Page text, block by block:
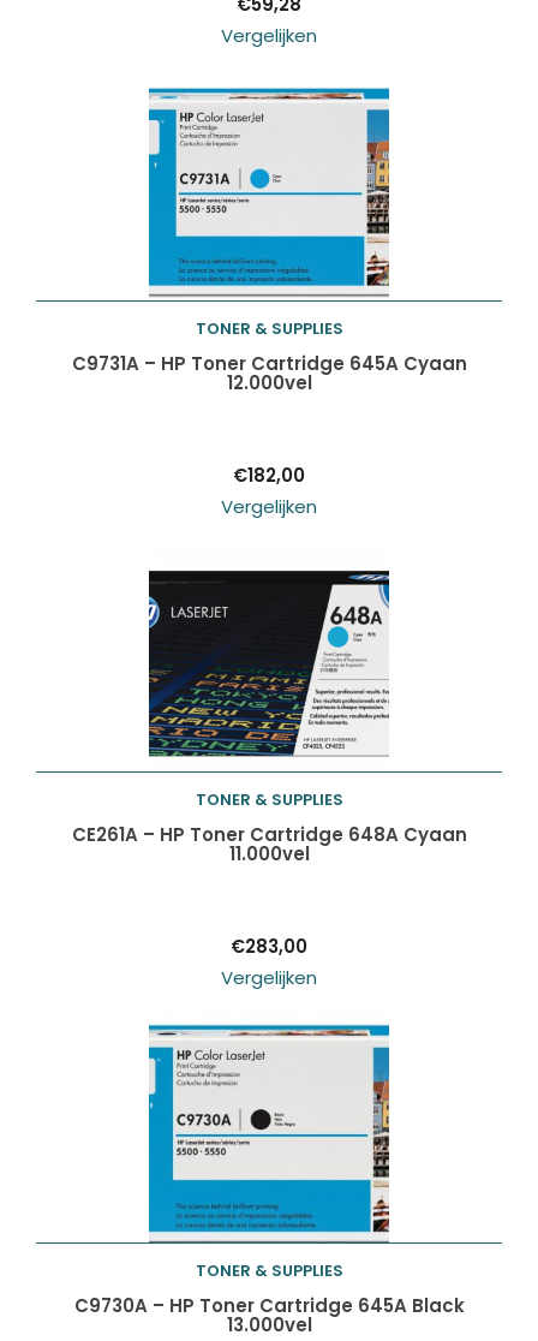
Vergelijken
Toevoegen aan
TONER & SUPPLIES
C9731A – HP Toner Cartridge 645A Cyaan
12.000vel
€182,00
Vergelijken
Toevoegen aan
TONER & SUPPLIES
CE261A – HP Toner Cartridge 648A Cyaan
11.000vel
€283,00
Vergelijken
Toevoegen aan
TONER & SUPPLIES
C9730A – HP Toner Cartridge 645A Black
13.000vel